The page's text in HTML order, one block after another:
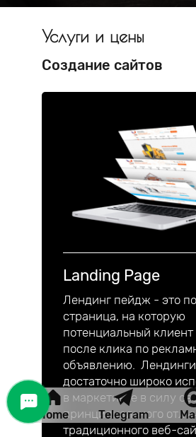
Услуги и цены
Создание сайтов
Landing Page
Лендинг пейдж - это
страница, на которую
потенциальный клиент
после клика по
объявлению. Лендинги
достаточно широко
в маркетинге в силу
принципиального
традиционного веб-
Home Telegram